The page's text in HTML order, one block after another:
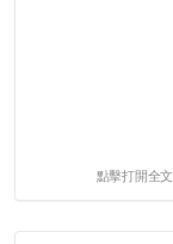
點擊打開全文